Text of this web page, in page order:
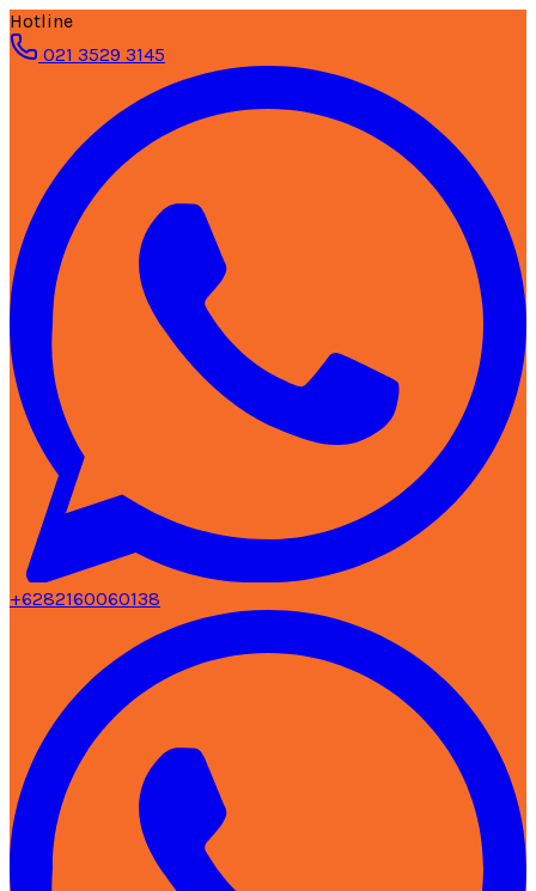
Hotline
021 3529 3145
+6282160060138